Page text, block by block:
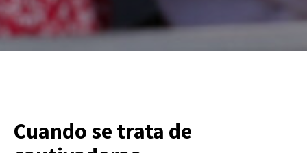
Cuando se trata de